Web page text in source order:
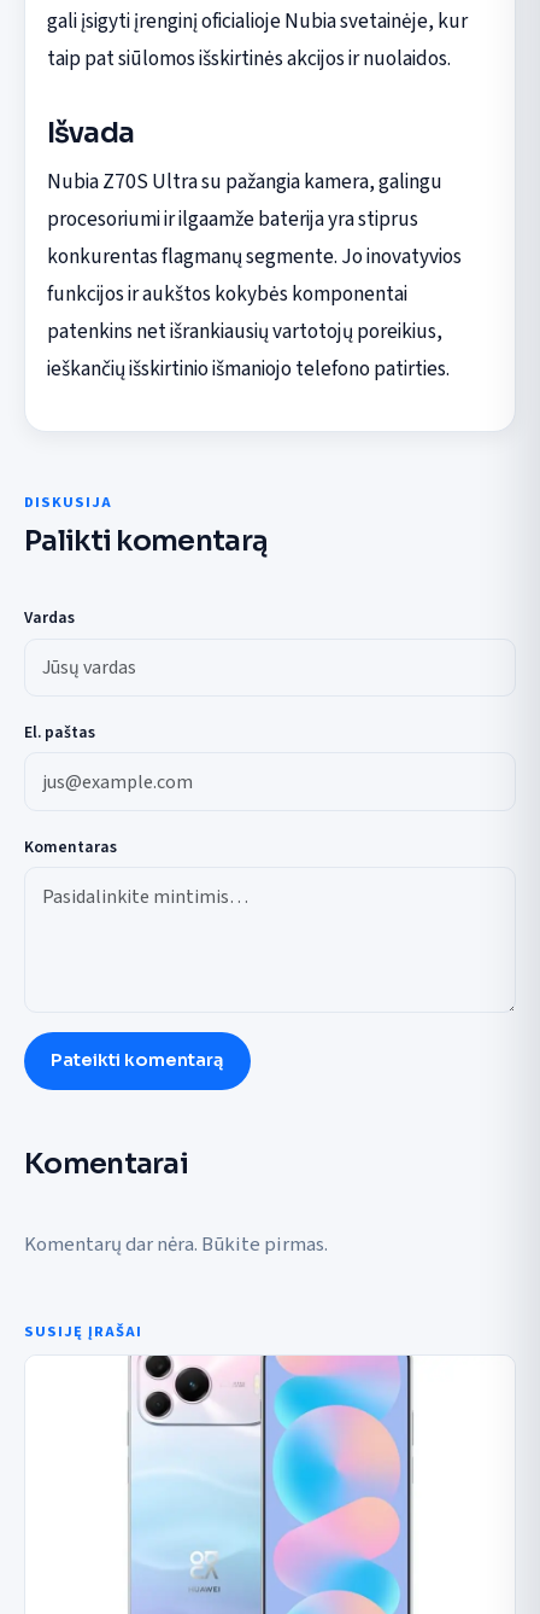
gali įsigyti įrenginį oficialioje Nubia svetainėje, kur
taip pat siūlomos išskirtinės akcijos ir nuolaidos.
Išvada
Nubia Z70S Ultra su pažangia kamera, galingu
procesoriumi ir ilgaamže baterija yra stiprus
konkurentas flagmanų segmente. Jo inovatyvios
funkcijos ir aukštos kokybės komponentai
patenkins net išrankiausių vartotojų poreikius,
ieškančių išskirtinio išmaniojo telefono patirties.
DISKUSIJA
Palikti komentarą
Vardas
El. paštas
Komentaras
Pateikti komentarą
Komentarai
Komentarų dar nėra. Būkite pirmas.
SUSIJĘ ĮRAŠAI